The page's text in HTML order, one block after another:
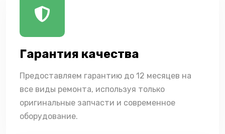
Гарантия качества
Предоставляем гарантию до 12 месяцев на
все виды ремонта, используя только
оригинальные запчасти и современное
оборудование.